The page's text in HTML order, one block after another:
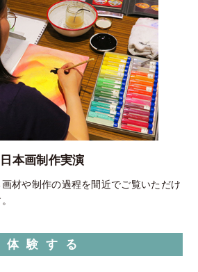
日本画制作実演
材や制作の過程を間近でご覧いただけ
体 験 す る